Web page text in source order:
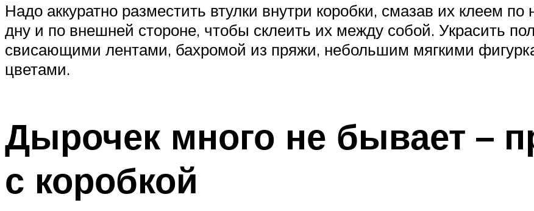
Надо аккуратно разместить втулки внутри коробки, смазав их клеем
дну и по внешней стороне, чтобы склеить их между собой. Украсить
свисающими лентами, бахромой из пряжи, небольшим мягкими
цветами.
Дырочек много не бывает –
с коробкой